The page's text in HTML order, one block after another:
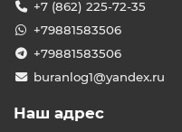
торговых залов и
кафе, баров и
учебных и
гостиничных
+7 (862) 225-72-35
+79881583506
+79881583506
buranlog1@yandex.ru
Наш адрес